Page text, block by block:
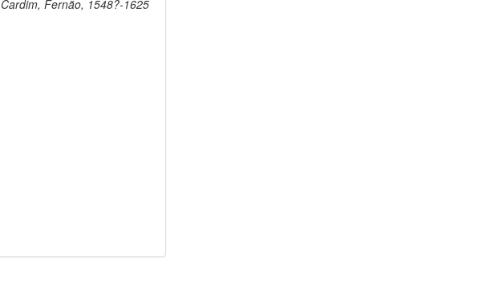
Cardim, Fernão, 1548?-1625